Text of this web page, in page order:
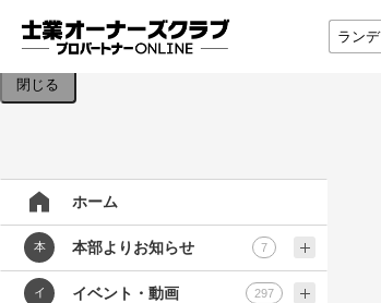
検索条件を入力してください。
閉じる
ホーム
本 本部よりお知らせ 7
イ イベント・動画 297